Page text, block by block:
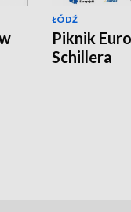
ŁÓDŹ
Piknik
Schillera